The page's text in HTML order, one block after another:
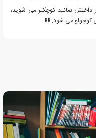
بمانید کوچکتر می شوید،
کوچولو می شود.